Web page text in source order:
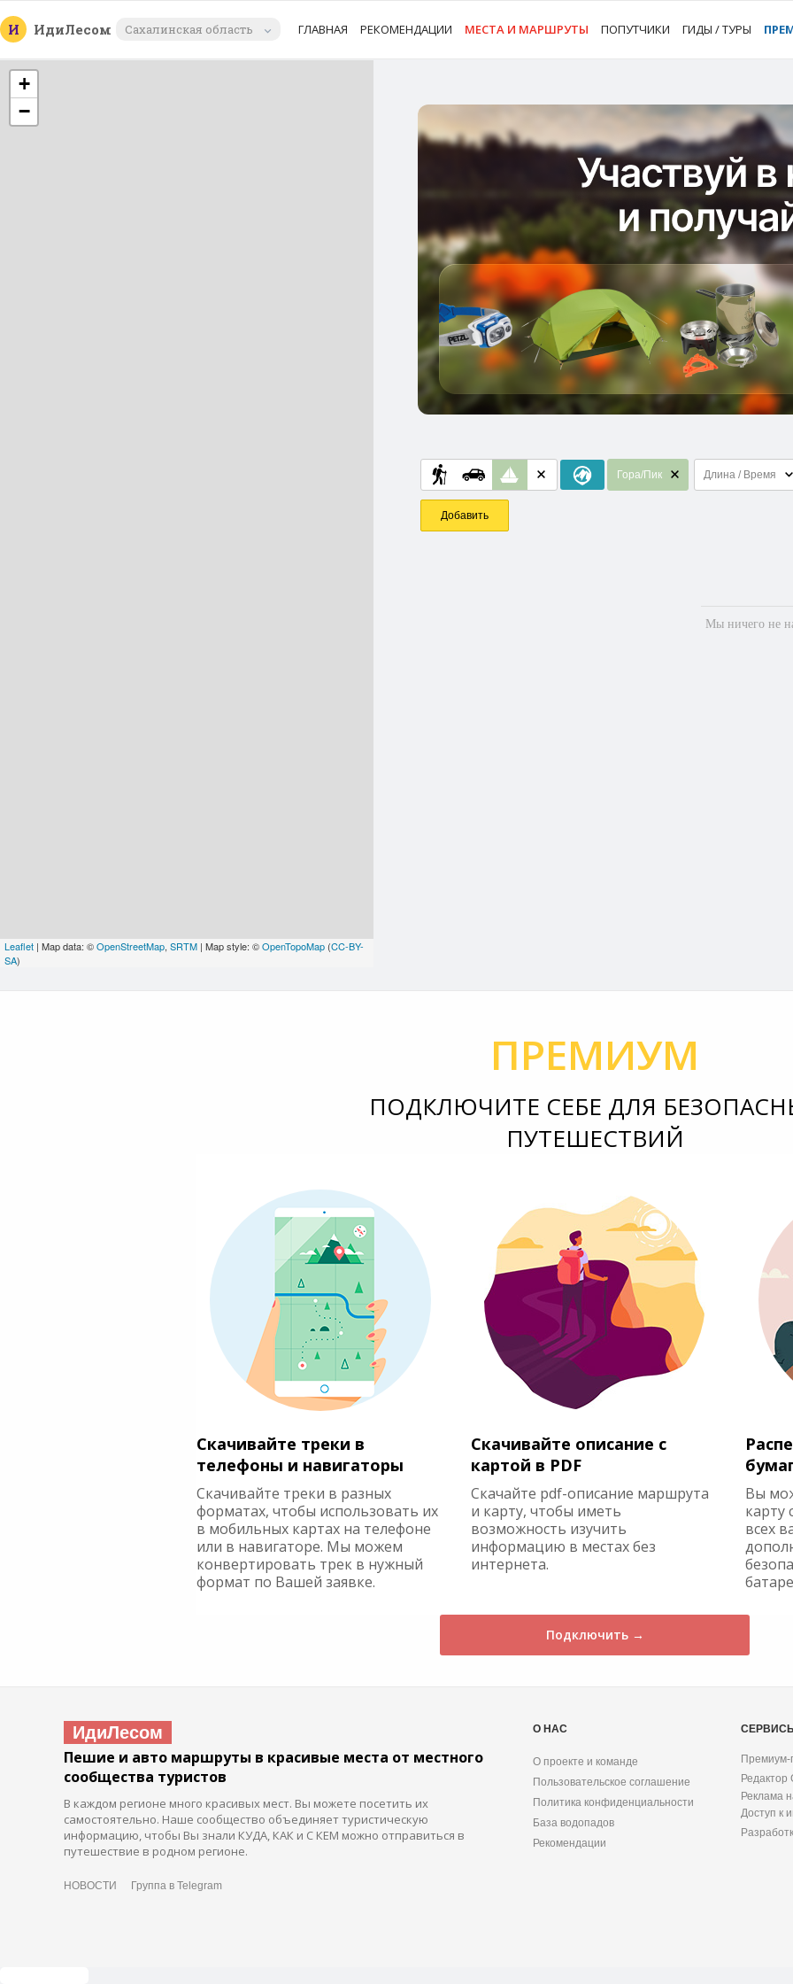
И ИдиЛесом Сахалинская область ГЛАВНАЯ РЕКОМЕНДАЦИИ МЕСТА И МАРШРУТЫ ПОПУТЧИКИ ГИДЫ / ТУРЫ
+
−
Leaflet | Map data: ©OpenStreetMap, SRTM | Map style: ©OpenTopoMap (CC-BY-
SA)
Гора/Пик Длина / Время
Добавить
Мы ничего не
ПРЕМИУМ
ПОДКЛЮЧИТЕ СЕБЕ ДЛЯ
ПУТЕШЕСТВИЙ
Скачивайте треки в
телефоны и навигаторы
Скачивайте треки в разных
форматах, чтобы использовать их
в мобильных картах на телефоне
или в навигаторе. Мы можем
конвертировать трек в нужный
формат по Вашей заявке.
Скачивайте описание с
картой в PDF
Скачайте pdf-описание маршрута
и карту, чтобы иметь
возможность изучить
информацию в местах без
интернета.
Вы
карту
всех
Подключить →
ИдиЛесом
Пешие и авто маршруты в красивые места от местного
сообщества туристов
В каждом регионе много красивых мест. Вы можете посетить их
самостоятельно. Наше сообщество объединяет туристическую
информацию, чтобы Вы знали КУДА, КАК и С КЕМ можно отправиться в
путешествие в родном регионе.
НОВОСТИ Группа в Telegram
О НАС
О проекте и команде
Пользовательское соглашение
Политика конфиденциальности
База водопадов
Рекомендации
Премиум-
Редактор
Реклама
Доступ к